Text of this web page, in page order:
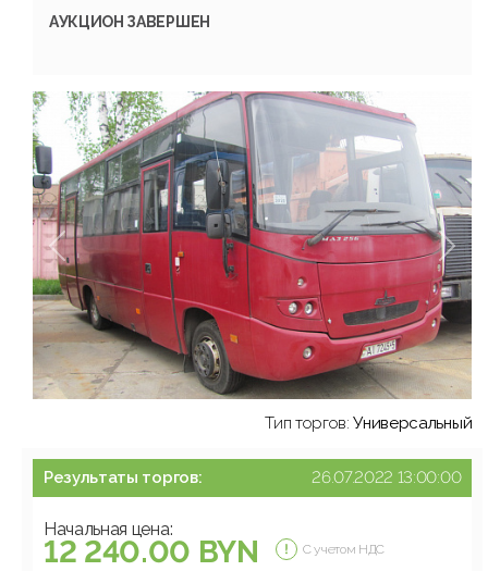
АУКЦИОН ЗАВЕРШЕН
Тип торгов:Универсальный
Результаты торгов: 26.07.2022 13:00:00
Начальная цена:
12 240.00 BYN С учетом НДС